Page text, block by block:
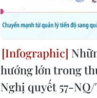
hướng lớn trong
Nghị quyết 57-